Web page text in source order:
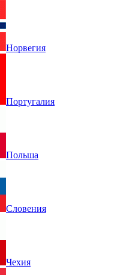
Норвегия
Португалия
Польша
Словения
Чехия